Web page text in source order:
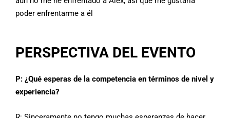
poder enfrentarme a él
PERSPECTIVA DEL EVENTO
P: ¿Qué esperas de la competencia en términos de nivel y
experiencia?